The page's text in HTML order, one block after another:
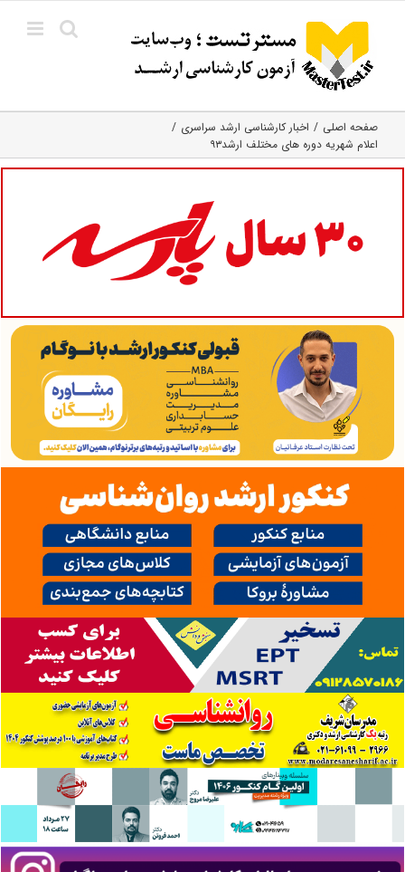
content
صفحه اصلی
اخبار کارشناسی ارشد سراسری
اعلام شهریه دوره های مختلف ارشد۹۳